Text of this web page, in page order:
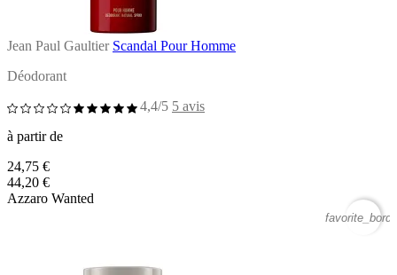
Jean Paul Gaultier Scandal Pour Homme
Déodorant
4,4/5 5 avis
à partir de
24,75 €
44,20 €
Azzaro Wanted